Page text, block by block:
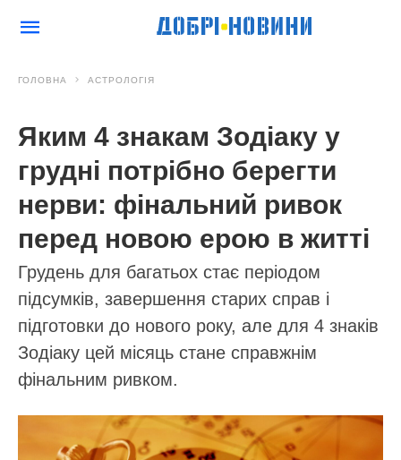
ГОЛОВНА АСТРОЛОГІЯ
Яким 4 знакам Зодіаку у
грудні потрібно берегти
нерви: фінальний ривок
перед новою ерою в житті
Грудень для багатьох стає періодом
підсумків, завершення старих справ і
підготовки до нового року, але для 4 знаків
Зодіаку цей місяць стане справжнім
фінальним ривком.